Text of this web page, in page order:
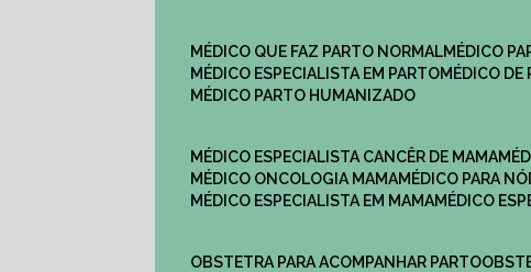
MÉDICO QUE FAZ PARTO NORMAL
MÉDICO
MÉDICO ESPECIALISTA EM PARTO
MÉDICO
MÉDICO PARTO HUMANIZADO
MÉDICO ESPECIALISTA CANCÊR DE MAMA
MÉDICO ONCOLOGIA MAMA
MÉDICO PARA
MÉDICO ESPECIALISTA EM MAMA
MÉDICO
OBSTETRA PARA ACOMPANHAR PARTO